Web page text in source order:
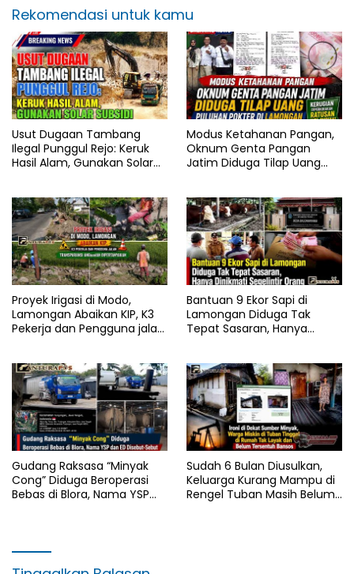
Rekomendasi untuk kamu
Usut Dugaan Tambang
Ilegal Punggul Rejo: Keruk
Hasil Alam, Gunakan Solar
Modus Ketahanan Pangan,
Oknum Genta Pangan
Jatim Diduga Tilap Uang
Proyek Irigasi di Modo,
Lamongan Abaikan KIP, K3
Pekerja dan Pengguna jalan,
Bantuan 9 Ekor Sapi di
Lamongan Diduga Tak
Tepat Sasaran, Hanya
Gudang Raksasa “Minyak
Cong” Diduga Beroperasi
Bebas di Blora, Nama YSP
Sudah 6 Bulan Diusulkan,
Keluarga Kurang Mampu di
Rengel Tuban Masih Belum